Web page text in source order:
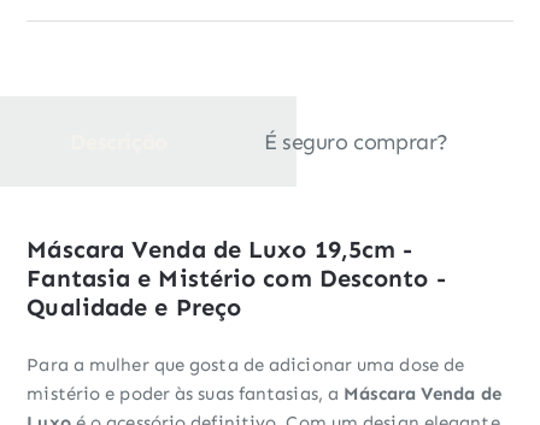
É seguro comprar?
Máscara Venda de Luxo 19,5cm -
Fantasia e Mistério com Desconto -
Qualidade e Preço
Para a mulher que gosta de adicionar uma dose de
mistério e poder às suas fantasias, a Máscara Venda de